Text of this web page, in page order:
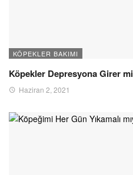
KÖPEKLER BAKIMI
Köpekler Depresyona Girer
Haziran 2, 2021